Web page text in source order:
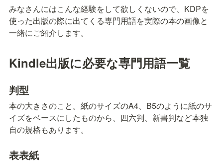
みなさんにはこんな経験をして欲しくないので、KDPを
使った出版の際に出てくる専門用語を実際の本の画像と
一緒にご紹介します。
Kindle出版に必要な専門用語一覧
判型
本の大きさのこと。紙のサイズのA4、B5のように紙のサ
イズをベースにしたものから、四六判、新書判など本独
自の規格もあります。
表表紙